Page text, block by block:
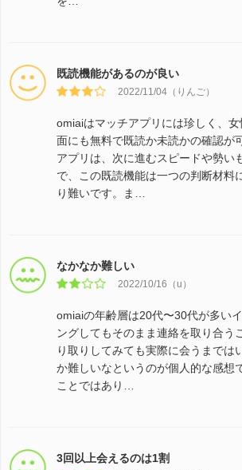
既読機能があるのが良い
2022/11/04（りんご）
omiaiはマッチアプリには珍しく、
面にも無料で既読か未読かの確認が
アプリは、次に進むスピードや勢い
で、この既読機能は一つの判断材料
り難いです。ま…
なかなか難しい
2022/10/16（u）
omiaiの年齢層は20代〜30代が多い
ングしてもそのまま連絡を取り合う
り取りしてみても実際に会うまでは
か難しいなというのが個人的な感想
ことではあり…
3回以上会えるのは1割